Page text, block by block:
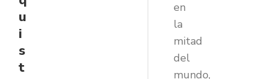
u
i
s
t
en
la
mitad
del
mundo,